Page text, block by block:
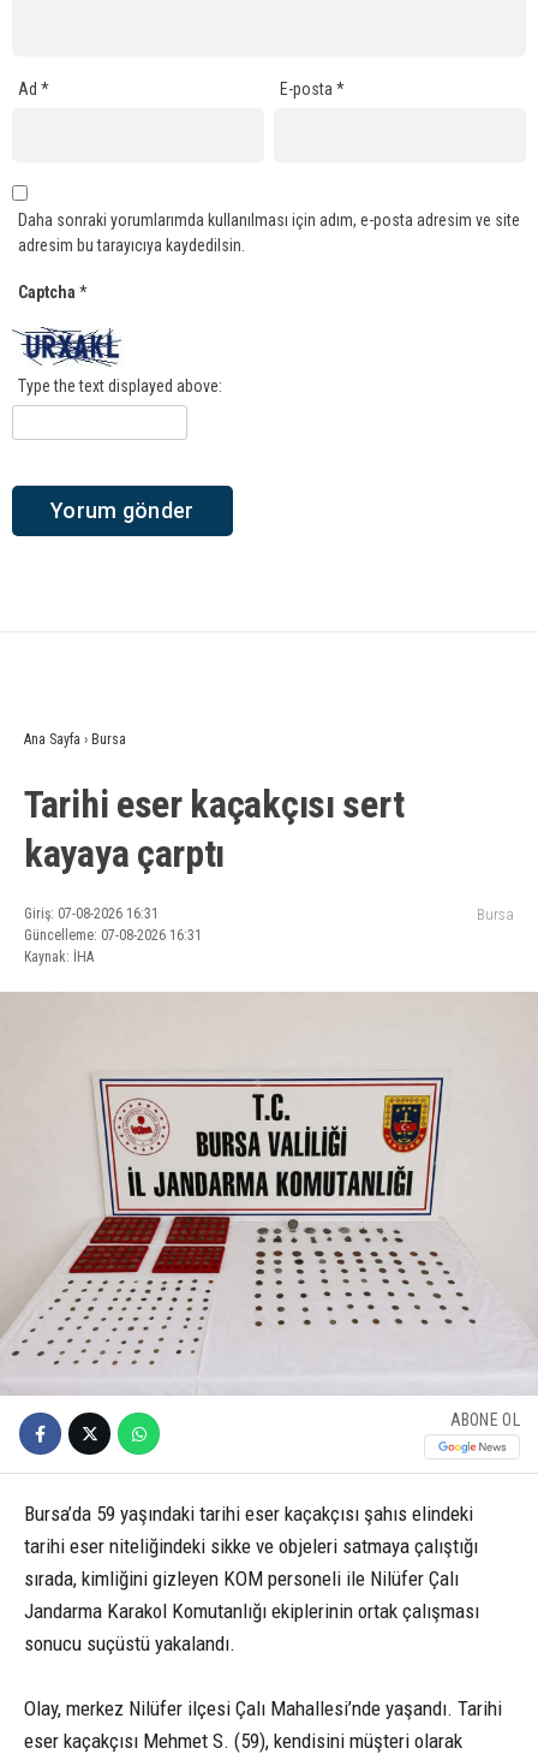
Ad * E-posta*
Daha sonraki yorumlarımda kullanılması için adım, e-posta adresim ve site
adresim bu tarayıcıya kaydedilsin.
Captcha *
Type the text displayed above:
Ana Sayfa › Bursa
Tarihi eser kaçakçısı sert
kayaya çarptı
Giriş: 07-08-2026 16:31
Güncelleme: 07-08-2026 16:31
Kaynak: İHA
Bursa
ABONE OL
Bursa’da 59 yaşındaki tarihi eser kaçakçısı şahıs elindeki
tarihi eser niteliğindeki sikke ve objeleri satmaya çalıştığı
sırada, kimliğini gizleyen KOM personeli ile Nilüfer Çalı
Jandarma Karakol Komutanlığı ekiplerinin ortak çalışması
sonucu suçüstü yakalandı.
Olay, merkez Nilüfer ilçesi Çalı Mahallesi’nde yaşandı. Tarihi
eser kaçakçısı Mehmet S. (59), kendisini müşteri olarak